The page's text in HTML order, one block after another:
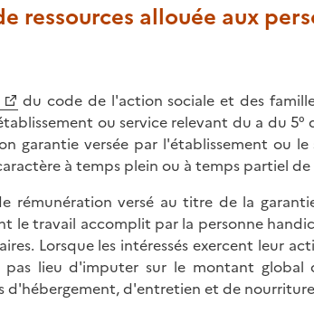
ressources allouée aux
du code de l'action sociale et des
ou service relevant du a du 5°
garantie versée par l'établissement ou
à temps plein ou à temps partiel
rémunération versé au titre de la
le travail accomplit par la personne
Lorsque les intéressés exercent leur
lieu d'imputer sur le montant global
d'hébergement, d'entretien et de